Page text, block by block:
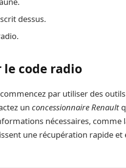
dessus.
le code radio
par utiliser des
unconcessionnaire Renault
nécessaires, comme
une récupération rapide et